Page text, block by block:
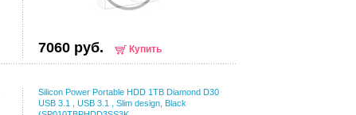
7060 руб. Купить
Silicon Power Portable HDD 1TB Diamond D30
USB 3.1 , USB 3.1 , Slim design, Black